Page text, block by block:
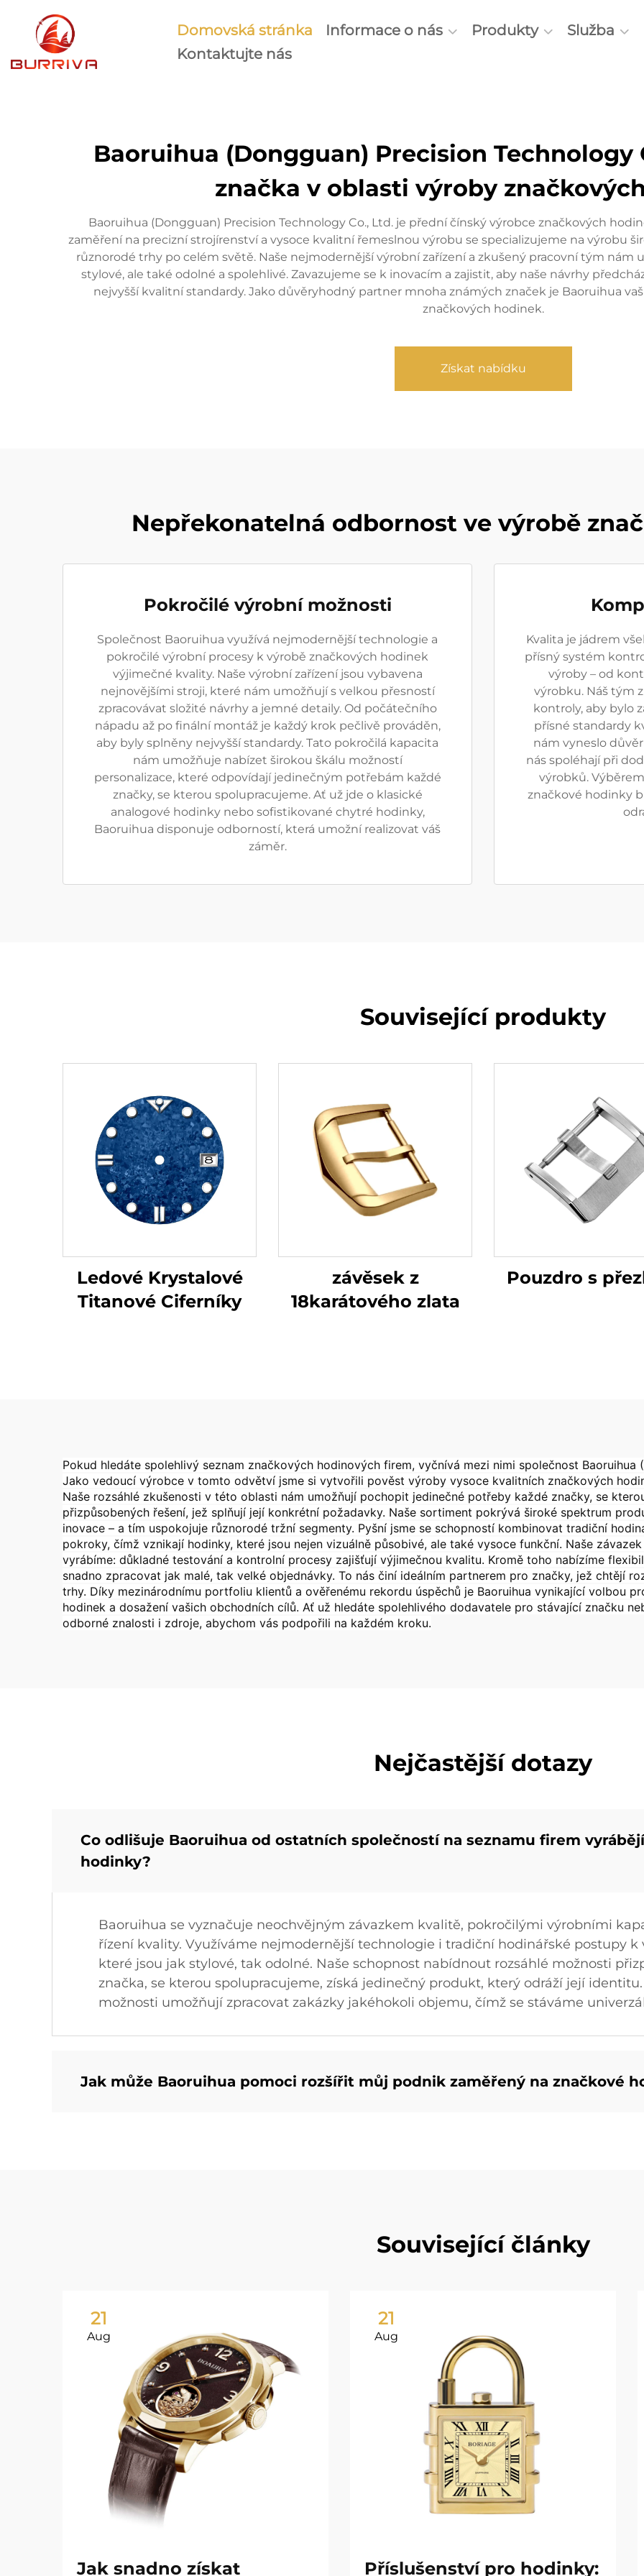
Domovská stránka Informace o nás Produkty Služba
Kontaktujte nás
Baoruihua (Dongguan) Precision Technology
značka v oblasti výroby
Baoruihua (Dongguan) Precision Technology Co., Ltd. je přední čínský výrobce značkových
zaměření na precizní strojírenství a vysoce kvalitní řemeslnou výrobu se specializujeme na výrobu
různorodé trhy po celém světě. Naše nejmodernější výrobní zařízení a zkušený pracovní tým
stylové, ale také odolné a spolehlivé. Zavazujeme se k inovacím a zajistit, aby naše návrhy
nejvyšší kvalitní standardy. Jako důvěryhodný partner mnoha známých značek je Baoruihua
značkových hodinek.
Získat nabídku
Nepřekonatelná odbornost ve výrobě
Pokročilé výrobní možnosti
Společnost Baoruihua využívá nejmodernější technologie a
pokročilé výrobní procesy k výrobě značkových hodinek
výjimečné kvality. Naše výrobní zařízení jsou vybavena
nejnovějšími stroji, které nám umožňují s velkou přesností
zpracovávat složité návrhy a jemné detaily. Od počátečního
nápadu až po finální montáž je každý krok pečlivě prováděn,
aby byly splněny nejvyšší standardy. Tato pokročilá kapacita
nám umožňuje nabízet širokou škálu možností
personalizace, které odpovídají jedinečným potřebám každé
značky, se kterou spolupracujeme. Ať už jde o klasické
analogové hodinky nebo sofistikované chytré hodinky,
Baoruihua disponuje odborností, která umožní realizovat váš
záměr.
Kvalita je jádrem
přísný systém
výroby – od
výrobku. Náš tým
kontroly, aby bylo
přísné standardy
nám vyneslo
nás spoléhají při
výrobků.
značkové hodinky
Související produkty
Ledové Krystalové
Titanové Ciferníky
závěsek z
18karátového zlata
Pouzdro s
Pokud hledáte spolehlivý seznam značkových hodinových firem, vyčnívá mezi nimi společnost Baoruihua
Jako vedoucí výrobce v tomto odvětví jsme si vytvořili pověst výroby vysoce kvalitních značkových
Naše rozsáhlé zkušenosti v této oblasti nám umožňují pochopit jedinečné potřeby každé značky, se
přizpůsobených řešení, jež splňují její konkrétní požadavky. Naše sortiment pokrývá široké spektrum
inovace – a tím uspokojuje různorodé tržní segmenty. Pyšní jsme se schopností kombinovat tradiční
pokroky, čímž vznikají hodinky, které jsou nejen vizuálně působivé, ale také vysoce funkční. Naše
vyrábíme: důkladné testování a kontrolní procesy zajišťují výjimečnou kvalitu. Kromě toho nabízíme
snadno zpracovat jak malé, tak velké objednávky. To nás činí ideálním partnerem pro značky, jež chtějí
trhy. Díky mezinárodnímu portfoliu klientů a ověřenému rekordu úspěchů je Baoruihua vynikající volbou
hodinek a dosažení vašich obchodních cílů. Ať už hledáte spolehlivého dodavatele pro stávající značku
odborné znalosti i zdroje, abychom vás podpořili na každém kroku.
Nejčastější dotazy
Co odlišuje Baoruihua od ostatních společností na seznamu firem
hodinky?
Baoruihua se vyznačuje neochvějným závazkem kvalitě, pokročilými výrobními
řízení kvality. Využíváme nejmodernější technologie i tradiční hodinářské postupy k
které jsou jak stylové, tak odolné. Naše schopnost nabídnout rozsáhlé možnosti
značka, se kterou spolupracujeme, získá jedinečný produkt, který odráží její
možnosti umožňují zpracovat zakázky jakéhokoli objemu, čímž se stáváme
Jak může Baoruihua pomoci rozšířit můj podnik zaměřený na značkové
Související články
21
Aug
Jak snadno získat
21
Aug
Příslušenství pro hodinky: